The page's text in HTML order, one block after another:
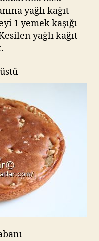
yağlı kağıt
1 yemek kaşığı
yağlı kağıt